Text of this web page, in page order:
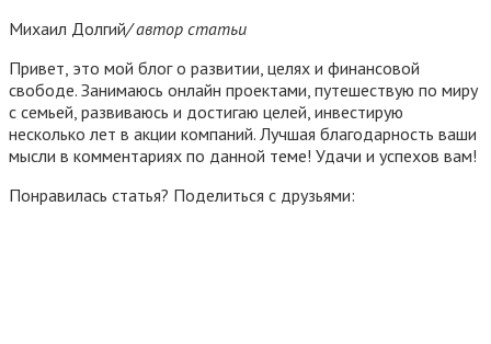
Михаил Долгий/ автор статьи
Привет, это мой блог о развитии, целях и финансовой
свободе. Занимаюсь онлайн проектами, путешествую по миру
с семьей, развиваюсь и достигаю целей, инвестирую
несколько лет в акции компаний. Лучшая благодарность ваши
мысли в комментариях по данной теме! Удачи и успехов вам!
Понравилась статья? Поделиться с друзьями: